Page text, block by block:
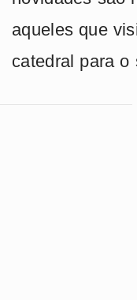
aqueles que
catedral para o